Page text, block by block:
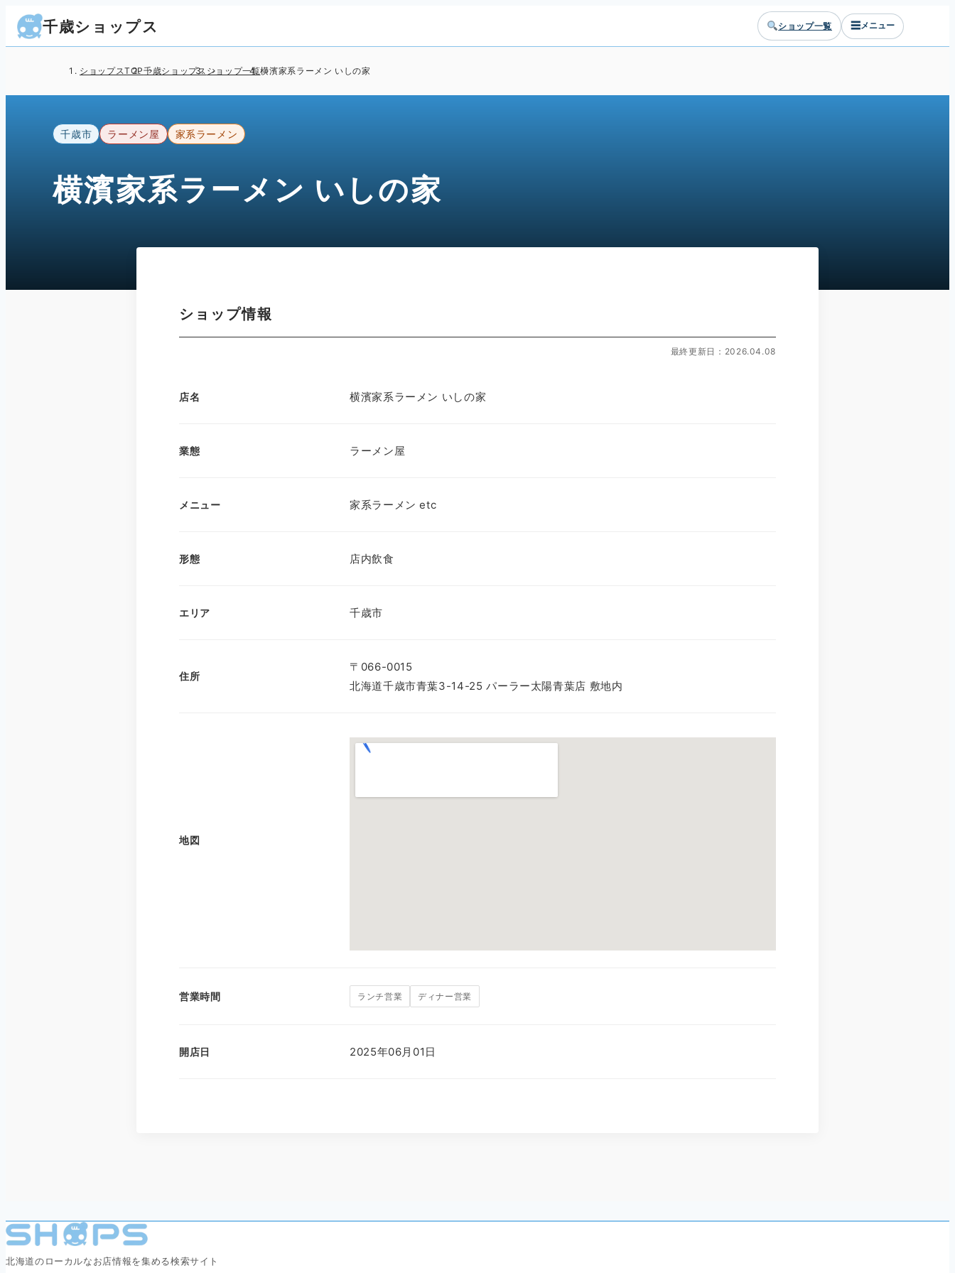
千歳ショップス ショップ一覧 ☰メニュー
ショップスTOP千歳ショップス ショップ一覧横濱家系ラーメン いしの家
千歳市 ラーメン屋 家系ラーメン
横濱家系ラーメン いしの家
ショップ情報
最終更新日：2026.04.08
店名 横濱家系ラーメン いしの家
業態 ラーメン屋
メニュー 家系ラーメン etc
形態 店内飲食
エリア 千歳市
住所
〒066-0015
北海道千歳市青葉3-14-25 パーラー太陽青葉店 敷地内
地図
営業時間 ランチ営業 ディナー営業
開店日 2025年06月01日
北海道のローカルなお店情報を集める検索サイト